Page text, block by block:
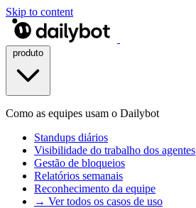
Skip to content
Como as equipes usam o Dailybot
Standups diários
Visibilidade do trabalho dos agentes
Gestão de bloqueios
Relatórios semanais
Reconhecimento da equipe
→ Ver todos os casos de uso